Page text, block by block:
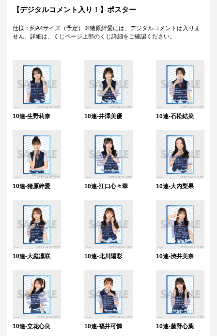
【デジタルコメント入り！】ポスター
仕様：約A4サイズ（予定）※猪原絆愛には、デジタルコメントは入りま
せん。詳細は、くじページ上部のくじ詳細をご確認ください。
10連-生野莉奈 10連-井澤美優 10連-石松結菜
10連-猪原絆愛 10連-江口心々華 10連-大内梨果
10連-大庭凜咲 10連-北川陽彩 10連-渋井美奈
10連-立花心良 10連-福井可憐 10連-藤野心葉